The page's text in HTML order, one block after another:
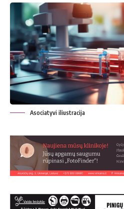
Asociatyvi iliustracija